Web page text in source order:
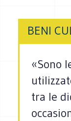
BENI
«Sono
tra le